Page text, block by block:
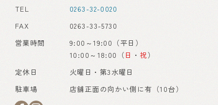
TEL
0263-32-0020
FAX
0263-33-5730
営業時間
9:00～19:00（平日）
10:00～18:00（日 ・ 祝）
定休日
火曜日・第3水曜日
駐車場
店舗正面の向かい側に有（10台）